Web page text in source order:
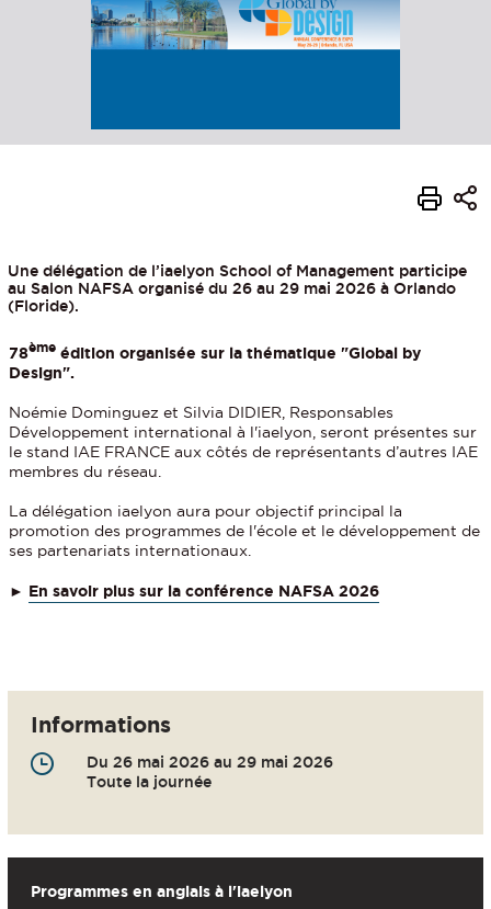
Une délégation de l’iaelyon School of Management participe
au Salon NAFSA organisé du 26 au 29 mai 2026 à Orlando
(Floride).
78ème édition organisée sur la thématique "Global by
Design".
Noémie Dominguez et Silvia DIDIER, Responsables
Développement international à l'iaelyon, seront présentes sur
le stand IAE FRANCE aux côtés de représentants d’autres IAE
membres du réseau.
La délégation iaelyon aura pour objectif principal la
promotion des programmes de l'école et le développement de
ses partenariats internationaux.
► En savoir plus sur la conférence NAFSA 2026
Informations
Du 26 mai 2026 au 29 mai 2026
Toute la journée
Programmes en anglais à l'iaelyon